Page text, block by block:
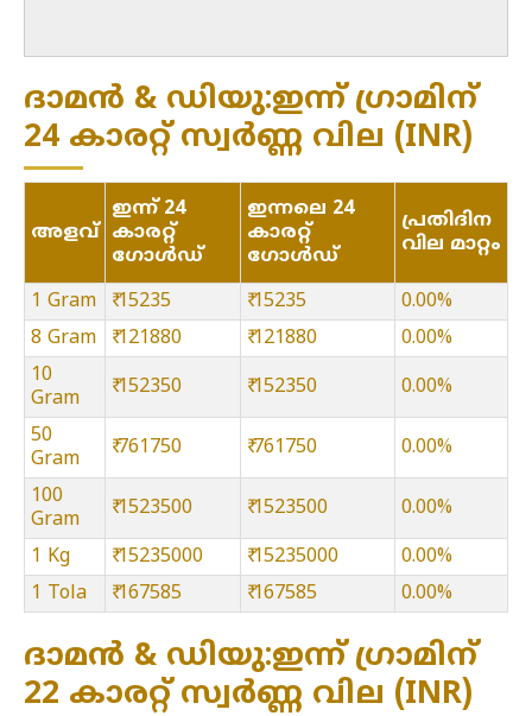
ദാമൻ & ഡിയു:ഇന്ന് ഗ്രാമിന്
24 കാരറ്റ് സ്വർണ്ണ വില (INR)
അളവ്
ഇന്ന് 24
കാരറ്റ്
ഗോൾഡ്
ഇന്നലെ 24
കാരറ്റ്
ഗോൾഡ്
പ്രതിദിന
വില മാറ്റം
1 Gram ₹ 15235 ₹ 15235
0.00%
8 Gram
₹ 121880 ₹ 121880
0.00%
10
Gram
₹ 152350 ₹ 152350 0.00%
50
Gram
₹ 761750 ₹ 761750 0.00%
100
Gram
₹ 1523500 ₹ 1523500 0.00%
1 Kg ₹ 15235000 ₹ 15235000
0.00%
1 Tola
₹ 167585 ₹ 167585 0.00%
ദാമൻ & ഡിയു:ഇന്ന് ഗ്രാമിന്
22 കാരറ്റ് സ്വർണ്ണ വില (INR)